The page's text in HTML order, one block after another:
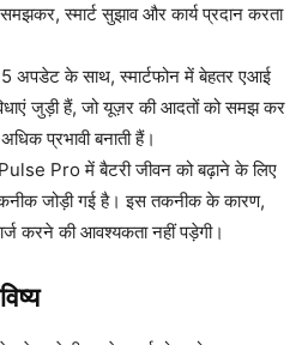
स्मार्ट सुझाव और कार्य प्रदान करता
अपडेट के साथ, स्मार्टफोन में बेहतर एआई
जुड़ी हैं, जो यूज़र की आदतों को समझ कर
प्रभावी बनाती हैं।
Pro में बैटरी जीवन को बढ़ाने के लिए
जोड़ी गई है। इस तकनीक के कारण,
करने की आवश्यकता नहीं पड़ेगी।